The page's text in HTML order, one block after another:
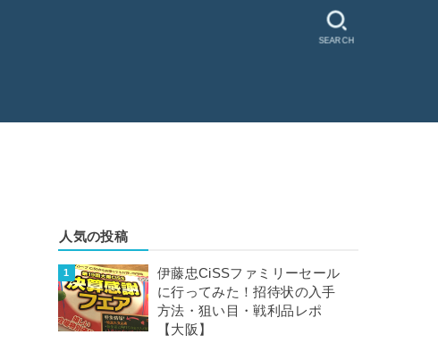
SEARCH
人気の投稿
伊藤忠CiSSファミリーセール
に行ってみた！招待状の入手
方法・狙い目・戦利品レポ
【大阪】